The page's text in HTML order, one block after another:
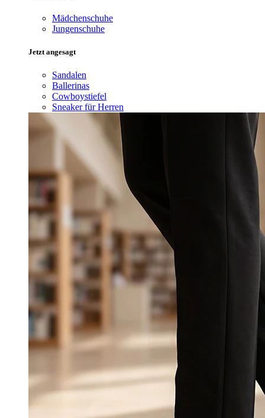
Mädchenschuhe
Jungenschuhe
Jetzt angesagt
Sandalen
Ballerinas
Cowboystiefel
Sneaker für Herren